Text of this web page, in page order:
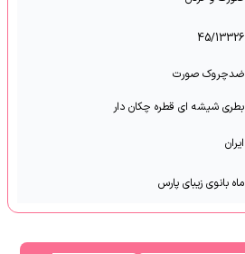
45/13326
ضدچروک صورت
بطری شیشه ای قطره چکان دار
ایران
ماه بانوی زیبای پارس